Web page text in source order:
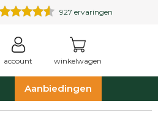
927 ervaringen
account winkelwagen
Aanbiedingen